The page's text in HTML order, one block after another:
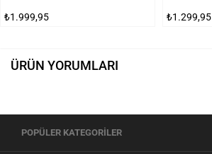
₺1.999,95 ₺1.299,95
ÜRÜN YORUMLARI
POPÜLER KATEGORİLER